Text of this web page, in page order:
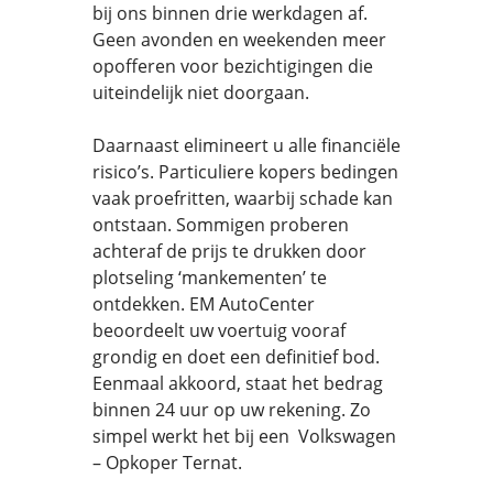
bij ons binnen drie werkdagen af.
Geen avonden en weekenden meer
opofferen voor bezichtigingen die
uiteindelijk niet doorgaan.
Daarnaast elimineert u alle financiële
risico’s. Particuliere kopers bedingen
vaak proefritten, waarbij schade kan
ontstaan. Sommigen proberen
achteraf de prijs te drukken door
plotseling ‘mankementen’ te
ontdekken. EM AutoCenter
beoordeelt uw voertuig vooraf
grondig en doet een definitief bod.
Eenmaal akkoord, staat het bedrag
binnen 24 uur op uw rekening. Zo
simpel werkt het bij een Volkswagen
– Opkoper Ternat.